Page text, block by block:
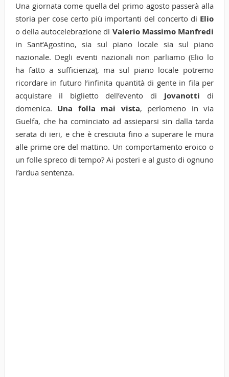
Una giornata come quella del primo agosto passerà alla
storia per cose certo più importanti del concerto di Elio
o della autocelebrazione di Valerio Massimo Manfredi
in Sant’Agostino, sia sul piano locale sia sul piano
nazionale. Degli eventi nazionali non parliamo (Elio lo
ha fatto a sufficienza), ma sul piano locale potremo
ricordare in futuro l’infinita quantità di gente in fila per
acquistare il biglietto dell’evento di Jovanotti di
domenica. Una folla mai vista, perlomeno in via
Guelfa, che ha cominciato ad assieparsi sin dalla tarda
serata di ieri, e che è cresciuta fino a superare le mura
alle prime ore del mattino. Un comportamento eroico o
un folle spreco di tempo? Ai posteri e al gusto di ognuno
l’ardua sentenza.